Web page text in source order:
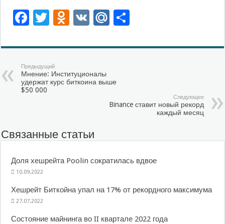
Facebook
Twitter
Odnoklassniki
VK Mail.Ru
Предыдущий
Мнение: Институционалы
удержат курс биткоина выше
$50 000
Следующее
Binance ставит новый рекорд
каждый месяц
Связанные статьи
Доля хешрейта Poolin сократилась вдвое
10.09.2022
Хешрейт Биткойна упал на 17% от рекордного максимума
27.07.2022
Состояние майнинга во II квартале 2022 года